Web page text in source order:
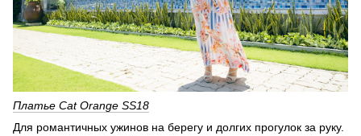
Платье Cat Orange SS18
Для романтичных ужинов на берегу и долгих прогулок за руку.